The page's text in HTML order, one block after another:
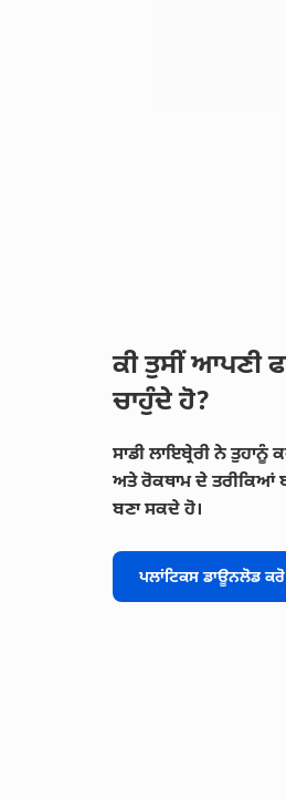
ਕੀ ਤੁਸੀਂ ਆਪਣੀ
ਚਾਹੁੰਦੇ ਹੋ?
ਸਾਡੀ ਲਾਇਬ੍ਰੇਰੀ ਨੇ
ਅਤੇ ਰੋਕਥਾਮ ਦੇ ਤਰੀਕਿਆਂ
ਬਣਾ ਸਕਦੇ ਹੋ।
ਪਲਾਂਟਿਕਸ ਡਾਊਨਲੋਡ ਕਰੋ